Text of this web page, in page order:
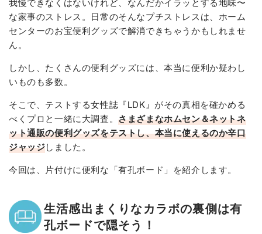
な家事のストレス。日常のそんなプチストレスは、ホーム
センターのお宝便利グッズで解消できちゃうかもしれませ
ん。
しかし、たくさんの便利グッズには、本当に便利か疑わし
いものも多数。
そこで、テストする女性誌『LDK』がその真相を確かめる
べくプロと一緒に大調査。さまざまなホムセン＆ネットネ
ット通販の便利グッズをテストし、本当に使えるのか辛口
ジャッジしました。
今回は、片付けに便利な「有孔ボード」を紹介します。
生活感出まくりなカラボの裏側は有
孔ボードで隠そう！